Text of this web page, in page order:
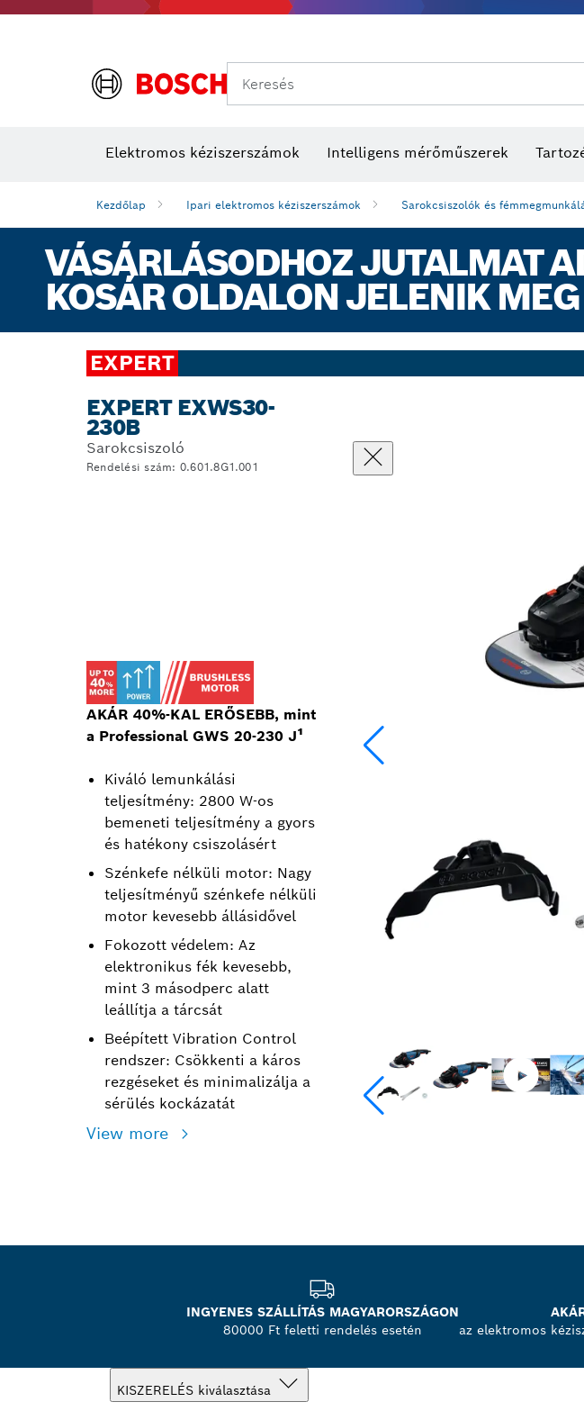
Keresés
Elektromos kéziszerszámok Intelligens mérőműszerek
Kezdőlap Ipari elektromos kéziszerszámok Sarokcsiszolók és
VÁSÁRLÁSODHOZ JUTALMAT
KOSÁR OLDALON JELENIK MEG
EXPERT
EXPERT EXWS30-
230B
Sarokcsiszoló
Rendelési szám: 0.601.8G1.001
AKÁR 40%-KAL ERŐSEBB, mint
a Professional GWS 20-230 J¹
Kiváló lemunkálási
teljesítmény: 2800 W-os
bemeneti teljesítmény a gyors
és hatékony csiszolásért
Szénkefe nélküli motor: Nagy
teljesítményű szénkefe nélküli
motor kevesebb állásidővel
Fokozott védelem: Az
elektronikus fék kevesebb,
mint 3 másodperc alatt
leállítja a tárcsát
Beépített Vibration Control
rendszer: Csökkenti a káros
rezgéseket és minimalizálja a
sérülés kockázatát
View more
INGYENES SZÁLLÍTÁS MAGYARORSZÁGON
80000 Ft feletti rendelés esetén
az elektromos
KISZERELÉS kiválasztása